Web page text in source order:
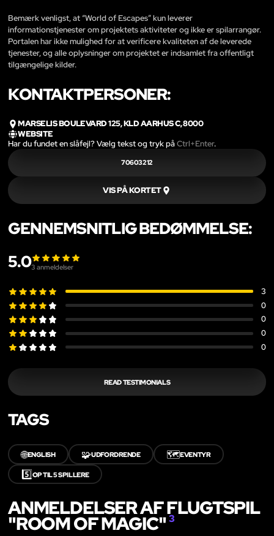
Bemærk venligst, at “World of Escapes” kun leverer
informationstjenester om projektets aktiviteter og ikke er spilarrangør.
Portalen har ikke mulighed for at verificere kvaliteten af de leverede
tjenester, og alle oplysninger om projektet er indsamlet fra offentligt
tilgængelige kilder.
KONTAKTPERSONER:
MARSELIS BOULEVARD 125, KLD AARHUS C, 8000
WEBSITE
Har du fundet en slåfejl? Vælg tekst og tryk påCtrl+Enter.
70603212
VIS PÅ KORTET
GENNEMSNITLIG BEDØMMELSE:
5.03 anmeldelser
3
0
0
0
0
READ TESTIMONIALS
TAGS
🌐ENGLISH 🧩UDFORDRENDE 🗺️EVENTYR
5️⃣OP TIL 5 SPILLERE
ANMELDELSER AF FLUGTSPIL
"ROOM OF MAGIC"3